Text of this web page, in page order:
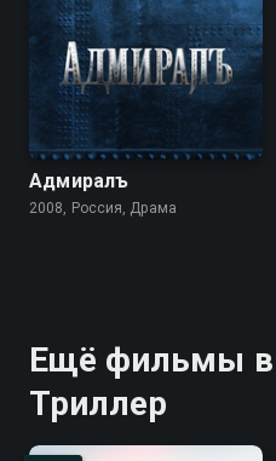
Адмиралъ
2008, Россия, Драма
Ещё фильмы в
Триллер